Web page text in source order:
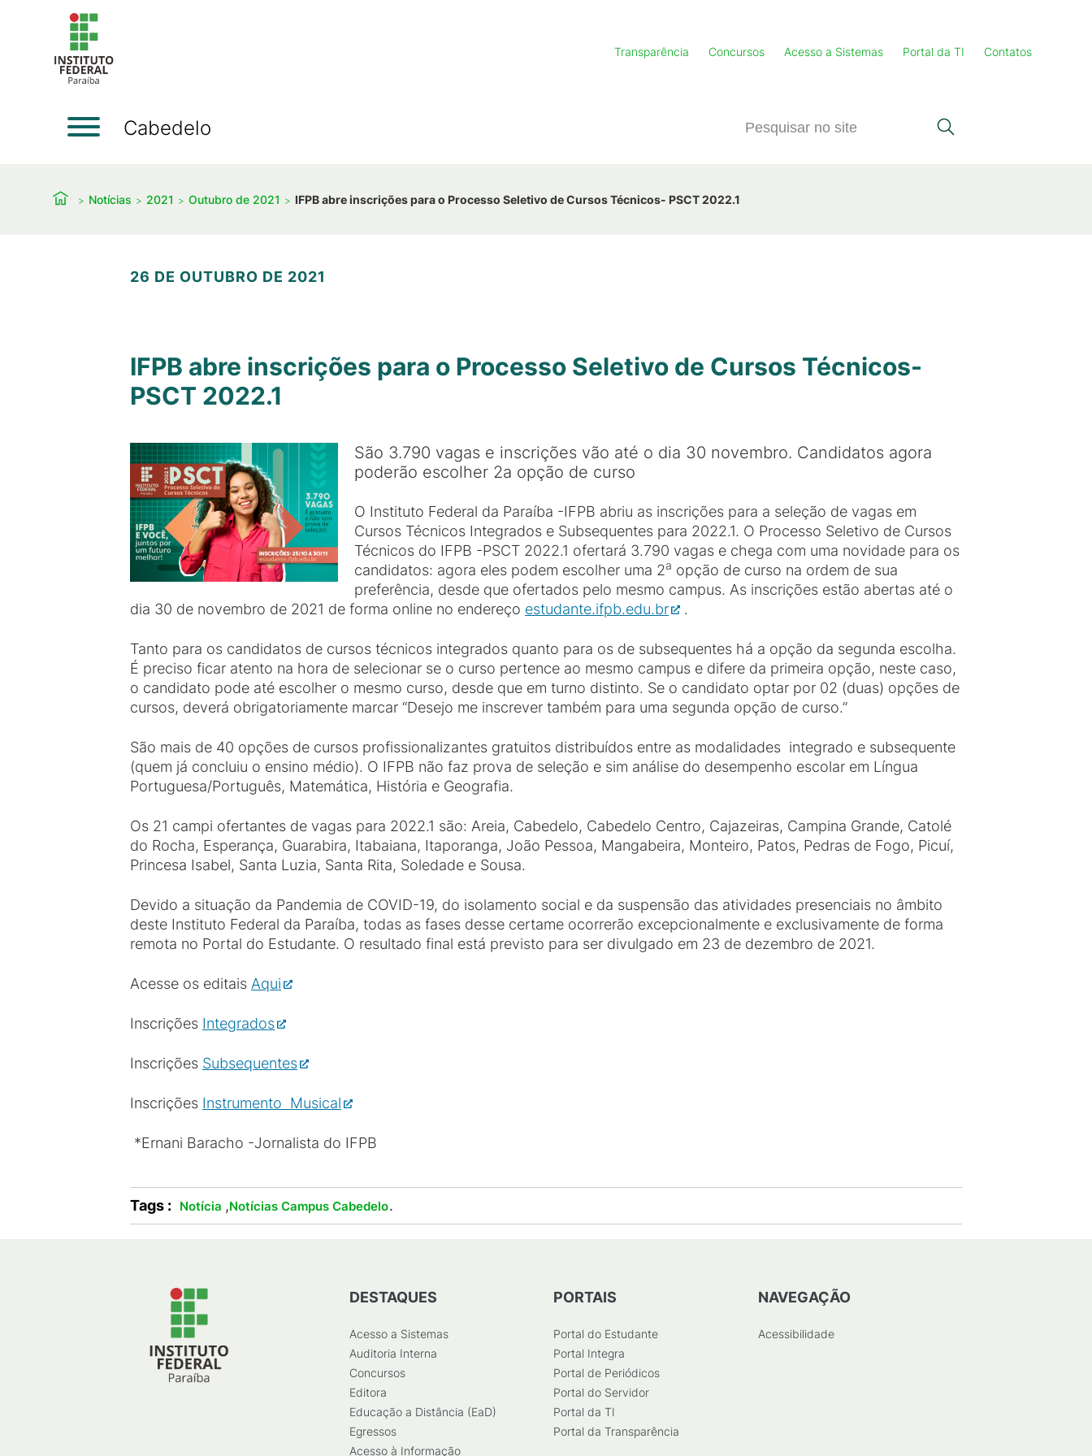
Transparência Concursos Acesso a Sistemas Portal da TI Contatos
Cabedelo
Notícias 2021 Outubro de 2021 IFPB abre inscrições para o Processo Seletivo de Cursos Técnicos- PSCT 2022.1
26 DE OUTUBRO DE 2021
IFPB abre inscrições para o Processo Seletivo de Cursos Técnicos-
PSCT 2022.1
São 3.790 vagas e inscrições vão até o dia 30 novembro. Candidatos agora
poderão escolher 2a opção de curso
O Instituto Federal da Paraíba -IFPB abriu as inscrições para a seleção de vagas em
Cursos Técnicos Integrados e Subsequentes para 2022.1. O Processo Seletivo de Cursos
Técnicos do IFPB -PSCT 2022.1 ofertará 3.790 vagas e chega com uma novidade para os
candidatos: agora eles podem escolher uma 2a opção de curso na ordem de sua
preferência, desde que ofertados pelo mesmo campus. As inscrições estão abertas até o
dia 30 de novembro de 2021 de forma online no endereço estudante.ifpb.edu.br .
Tanto para os candidatos de cursos técnicos integrados quanto para os de subsequentes há a opção da segunda escolha.
É preciso ficar atento na hora de selecionar se o curso pertence ao mesmo campus e difere da primeira opção, neste caso,
o candidato pode até escolher o mesmo curso, desde que em turno distinto. Se o candidato optar por 02 (duas) opções de
cursos, deverá obrigatoriamente marcar “Desejo me inscrever também para uma segunda opção de curso.”
São mais de 40 opções de cursos profissionalizantes gratuitos distribuídos entre as modalidades integrado e subsequente
(quem já concluiu o ensino médio). O IFPB não faz prova de seleção e sim análise do desempenho escolar em Língua
Portuguesa/Português, Matemática, História e Geografia.
Os 21 campi ofertantes de vagas para 2022.1 são: Areia, Cabedelo, Cabedelo Centro, Cajazeiras, Campina Grande, Catolé
do Rocha, Esperança, Guarabira, Itabaiana, Itaporanga, João Pessoa, Mangabeira, Monteiro, Patos, Pedras de Fogo, Picuí,
Princesa Isabel, Santa Luzia, Santa Rita, Soledade e Sousa.
Devido a situação da Pandemia de COVID-19, do isolamento social e da suspensão das atividades presenciais no âmbito
deste Instituto Federal da Paraíba, todas as fases desse certame ocorrerão excepcionalmente e exclusivamente de forma
remota no Portal do Estudante. O resultado final está previsto para ser divulgado em 23 de dezembro de 2021.
Acesse os editais Aqui
Inscrições Integrados
Inscrições Subsequentes
Inscrições Instrumento Musical
*Ernani Baracho -Jornalista do IFPB
Tags : Notícia ,Notícias Campus Cabedelo.
DESTAQUES
Acesso a Sistemas
Auditoria Interna
Concursos
Editora
Educação a Distância (EaD)
Egressos
Acesso à Informação
PORTAIS
Portal do Estudante
Portal Integra
Portal de Periódicos
Portal do Servidor
Portal da TI
Portal da Transparência
NAVEGAÇÃO
Acessibilidade